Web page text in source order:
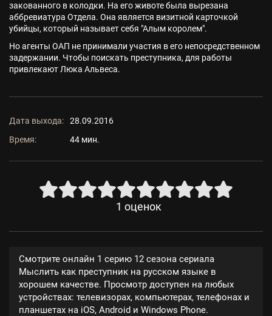
закованного в колодки. На его животе была вырезана
аббревиатура Отдела. Она является визитной карточкой
убийцы, который называет себя "Алым королем".
Но агенты ОАП не принимали участия в его непосредственном
задержании. Чтобы поискать преступника, для работы
привлекают Люка Альвеса.
Дата выхода:
28.09.2016
Время:
44 мин.
1 оценок
Смотрите онлайн 1 серию 12 сезона сериала
Мыслить как преступник на русском языке в
хорошем качестве. Просмотр доступен на любых
устройствах: телевизорах, компьютерах, телефонах и
планшетах на iOS, Android и Windows Phone.